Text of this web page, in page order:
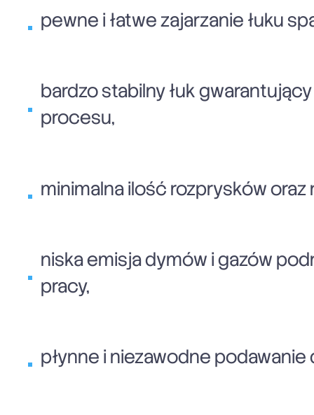
pewne i łatwe zajarzanie łuku
bardzo stabilny łuk
procesu,
minimalna ilość rozprysków
niska emisja dymów i gazów
pracy,
płynne i niezawodne